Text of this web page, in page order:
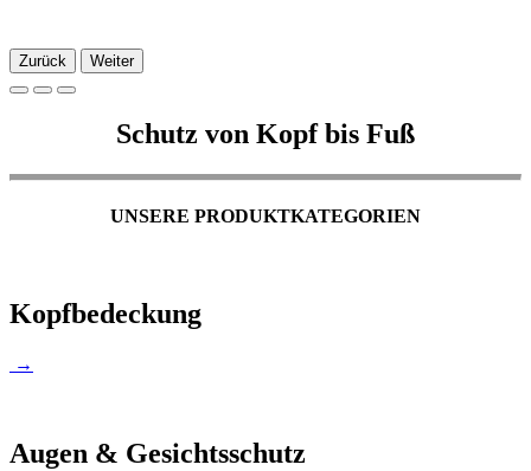
Zurück Weiter
Schutz von Kopf bis Fuß
UNSERE PRODUKTKATEGORIEN
Kopfbedeckung
→
Augen & Gesichtsschutz